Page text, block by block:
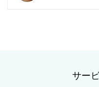
サー